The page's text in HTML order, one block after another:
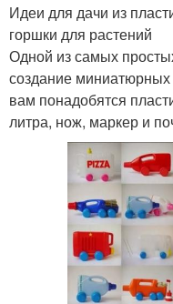
Идеи для дачи из
горшки для растений
Одной из самых
создание миниатюрных
вам понадобятся
литра, нож, маркер и